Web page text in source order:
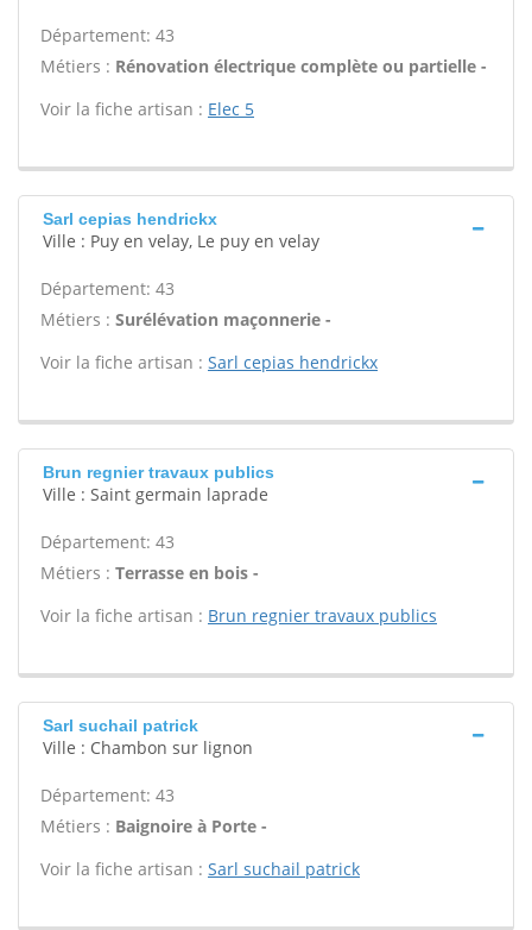
Département: 43
Métiers : Rénovation électrique complète ou partielle -
Voir la fiche artisan : Elec 5
Sarl cepias hendrickx
Ville : Puy en velay, Le puy en velay
Département: 43
Métiers : Surélévation maçonnerie -
Voir la fiche artisan : Sarl cepias hendrickx
Brun regnier travaux publics
Ville : Saint germain laprade
Département: 43
Métiers : Terrasse en bois -
Voir la fiche artisan : Brun regnier travaux publics
Sarl suchail patrick
Ville : Chambon sur lignon
Département: 43
Métiers : Baignoire à Porte -
Voir la fiche artisan : Sarl suchail patrick